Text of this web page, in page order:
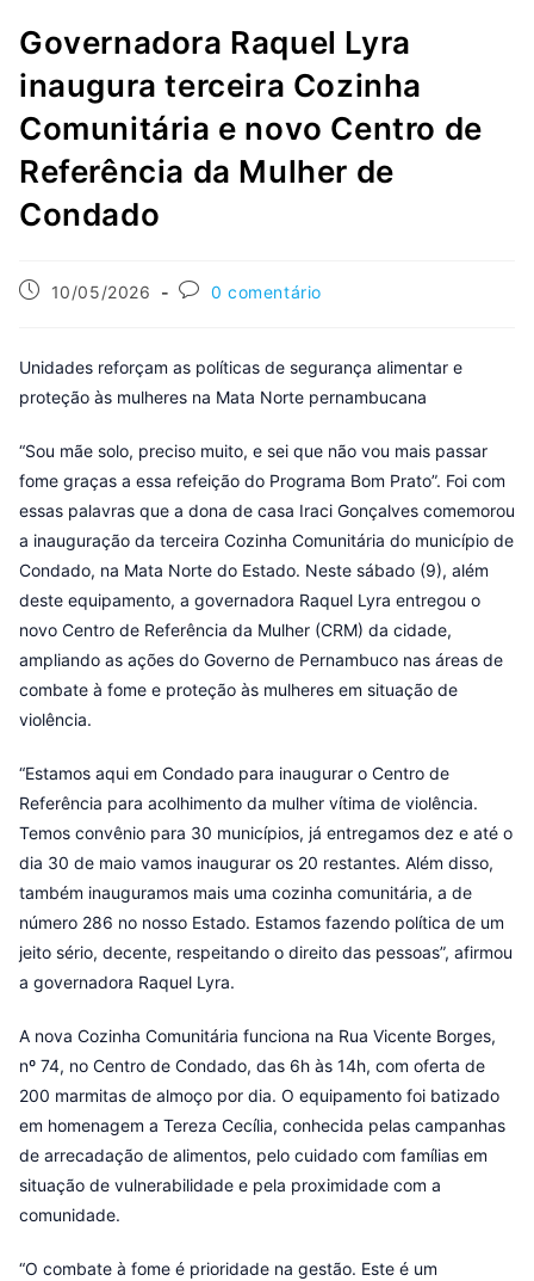
Governadora Raquel Lyra
inaugura terceira Cozinha
Comunitária e novo Centro de
Referência da Mulher de
Condado
10/05/2026 0 comentário
Unidades reforçam as políticas de segurança alimentar e
proteção às mulheres na Mata Norte pernambucana
“Sou mãe solo, preciso muito, e sei que não vou mais passar
fome graças a essa refeição do Programa Bom Prato”. Foi com
essas palavras que a dona de casa Iraci Gonçalves comemorou
a inauguração da terceira Cozinha Comunitária do município de
Condado, na Mata Norte do Estado. Neste sábado (9), além
deste equipamento, a governadora Raquel Lyra entregou o
novo Centro de Referência da Mulher (CRM) da cidade,
ampliando as ações do Governo de Pernambuco nas áreas de
combate à fome e proteção às mulheres em situação de
violência.
“Estamos aqui em Condado para inaugurar o Centro de
Referência para acolhimento da mulher vítima de violência.
Temos convênio para 30 municípios, já entregamos dez e até o
dia 30 de maio vamos inaugurar os 20 restantes. Além disso,
também inauguramos mais uma cozinha comunitária, a de
número 286 no nosso Estado. Estamos fazendo política de um
jeito sério, decente, respeitando o direito das pessoas”, afirmou
a governadora Raquel Lyra.
A nova Cozinha Comunitária funciona na Rua Vicente Borges,
nº 74, no Centro de Condado, das 6h às 14h, com oferta de
200 marmitas de almoço por dia. O equipamento foi batizado
em homenagem a Tereza Cecília, conhecida pelas campanhas
de arrecadação de alimentos, pelo cuidado com famílias em
situação de vulnerabilidade e pela proximidade com a
comunidade.
“O combate à fome é prioridade na gestão. Este é um